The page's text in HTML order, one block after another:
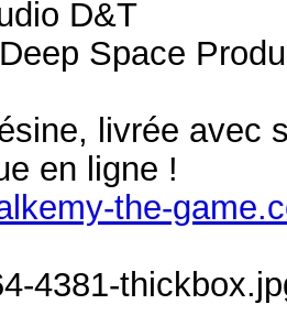
D&T
Space
livrée avec
en ligne !
the-